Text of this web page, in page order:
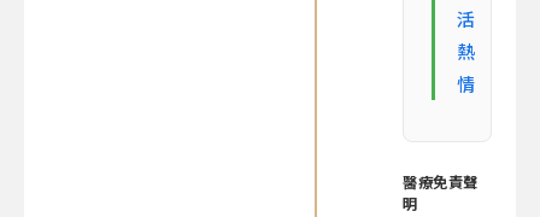
活
熱
情
醫療免責聲
明